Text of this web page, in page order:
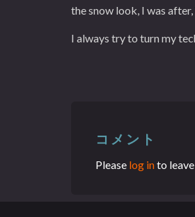
the snow look, I was
I always try to turn my
コメント
Please log into